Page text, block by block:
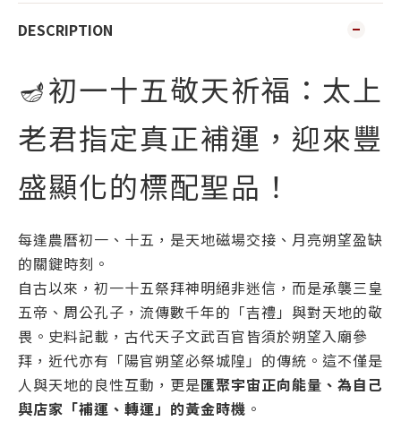
DESCRIPTION
🪔初一十五敬天祈福：太上
老君指定真正補運，迎來豐
盛顯化的標配聖品！
每逢農曆初一、十五，是天地磁場交接、月亮朔望盈缺
的關鍵時刻。
自古以來，初一十五祭拜神明絕非迷信，而是承襲三皇
五帝、周公孔子，流傳數千年的「吉禮」與對天地的敬
畏。史料記載，古代天子文武百官皆須於朔望入廟參
拜，近代亦有「陽官朔望必祭城隍」的傳統。這不僅是
人與天地的良性互動，更是匯聚宇宙正向能量、為自己
與店家「補運、轉運」的黃金時機 。